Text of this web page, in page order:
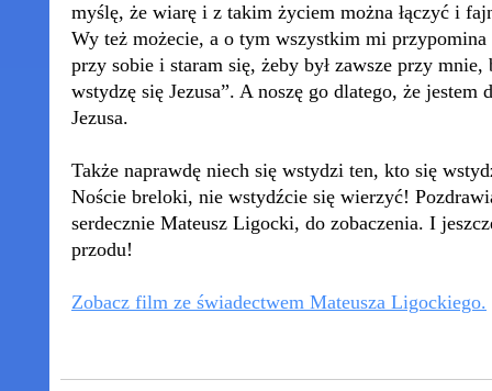
myślę, że wiarę i z takim życiem można łączyć i
Wy też możecie, a o tym wszystkim mi
przy sobie i staram się, żeby był zawsze przy
wstydzę się Jezusa”. A noszę go dlatego, że
Jezusa.
Także naprawdę niech się wstydzi ten, kto się
Noście breloki, nie wstydźcie się wierzyć!
serdecznie Mateusz Ligocki, do zobaczenia. I
przodu!
Zobacz film ze świadectwem Mateusza Ligockiego.